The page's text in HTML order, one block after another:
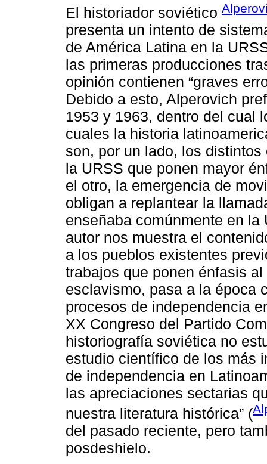
El historiador soviético
presenta un intento de
de América Latina en la
las primeras producciones
opinión contienen “graves
Debido a esto, Alperovich
1953 y 1963, dentro del cual
cuales la historia
son, por un lado, los
la URSS que ponen mayor
el otro, la emergencia de
obligan a replantear la
enseñaba comúnmente en
autor nos muestra el
a los pueblos existentes
trabajos que ponen énfasis
esclavismo, pasa a la época
procesos de independencia
XX Congreso del Partido
historiografía soviética no
estudio científico de los más
de independencia en
las apreciaciones sectarias
nuestra literatura histórica” (
del pasado reciente, pero
posdeshielo.